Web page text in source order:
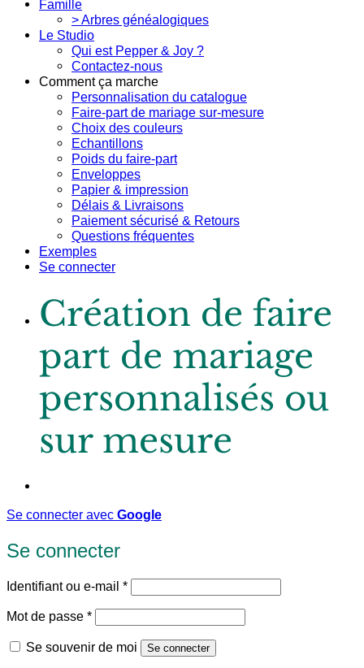
Famille
> Arbres généalogiques
Le Studio
Qui est Pepper & Joy ?
Contactez-nous
Comment ça marche
Personnalisation du catalogue
Faire-part de mariage sur-mesure
Choix des couleurs
Echantillons
Poids du faire-part
Enveloppes
Papier & impression
Délais & Livraisons
Paiement sécurisé & Retours
Questions fréquentes
Exemples
Se connecter
Création de faire
part de mariage
personnalisés ou
sur mesure
Se connecter avec Google
Se connecter
Identifiant ou e-mail *Obligatoire
Mot de passe *Obligatoire
Se souvenir de moi Se connecter